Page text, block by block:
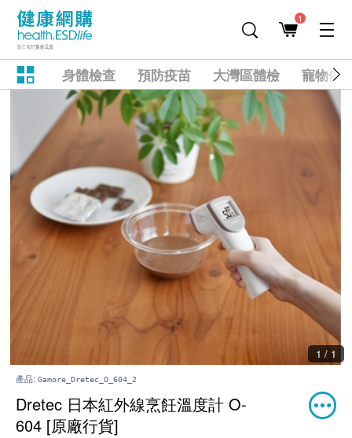
1
身體檢查 預防疫苗 大灣區體檢 寵物健
1 / 1
產品: Gamore_Dretec_O_604_2
Dretec 日本紅外線烹飪溫度計 O-
604 [原廠行貨]